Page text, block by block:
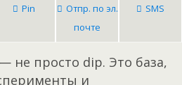
Pin
Отпр. по эл.
почте
SMS
не просто dip. Это база,
и